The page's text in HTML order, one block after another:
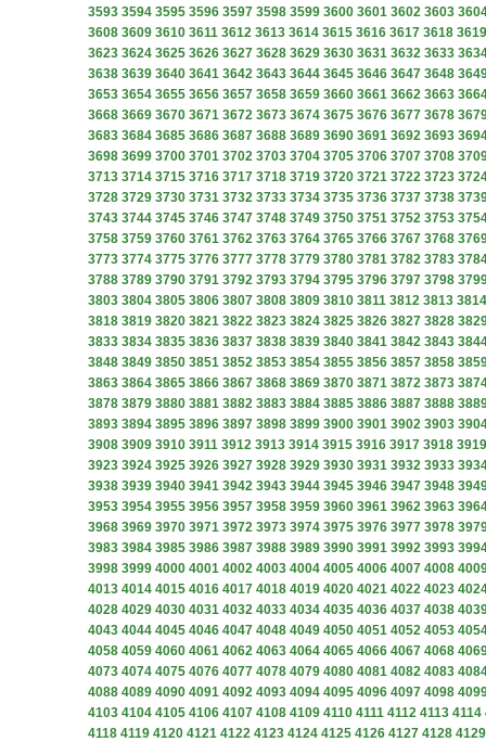
3593 3594 3595 3596 3597 3598 3599 3600 3601 3602 3603
3608 3609 3610 3611 3612 3613 3614 3615 3616 3617 3618 3619
3623 3624 3625 3626 3627 3628 3629 3630 3631 3632 3633
3638 3639 3640 3641 3642 3643 3644 3645 3646 3647 3648
3653 3654 3655 3656 3657 3658 3659 3660 3661 3662 3663
3668 3669 3670 3671 3672 3673 3674 3675 3676 3677 3678
3683 3684 3685 3686 3687 3688 3689 3690 3691 3692 3693
3698 3699 3700 3701 3702 3703 3704 3705 3706 3707 3708
3713 3714 3715 3716 3717 3718 3719 3720 3721 3722 3723
3728 3729 3730 3731 3732 3733 3734 3735 3736 3737 3738
3743 3744 3745 3746 3747 3748 3749 3750 3751 3752 3753
3758 3759 3760 3761 3762 3763 3764 3765 3766 3767 3768
3773 3774 3775 3776 3777 3778 3779 3780 3781 3782 3783
3788 3789 3790 3791 3792 3793 3794 3795 3796 3797 3798
3803 3804 3805 3806 3807 3808 3809 3810 3811 3812 3813 3814
3818 3819 3820 3821 3822 3823 3824 3825 3826 3827 3828
3833 3834 3835 3836 3837 3838 3839 3840 3841 3842 3843
3848 3849 3850 3851 3852 3853 3854 3855 3856 3857 3858
3863 3864 3865 3866 3867 3868 3869 3870 3871 3872 3873
3878 3879 3880 3881 3882 3883 3884 3885 3886 3887 3888
3893 3894 3895 3896 3897 3898 3899 3900 3901 3902 3903
3908 3909 3910 3911 3912 3913 3914 3915 3916 3917 3918 3919
3923 3924 3925 3926 3927 3928 3929 3930 3931 3932 3933
3938 3939 3940 3941 3942 3943 3944 3945 3946 3947 3948
3953 3954 3955 3956 3957 3958 3959 3960 3961 3962 3963
3968 3969 3970 3971 3972 3973 3974 3975 3976 3977 3978
3983 3984 3985 3986 3987 3988 3989 3990 3991 3992 3993
3998 3999 4000 4001 4002 4003 4004 4005 4006 4007 4008
4013 4014 4015 4016 4017 4018 4019 4020 4021 4022 4023
4028 4029 4030 4031 4032 4033 4034 4035 4036 4037 4038
4043 4044 4045 4046 4047 4048 4049 4050 4051 4052 4053
4058 4059 4060 4061 4062 4063 4064 4065 4066 4067 4068
4073 4074 4075 4076 4077 4078 4079 4080 4081 4082 4083
4088 4089 4090 4091 4092 4093 4094 4095 4096 4097 4098
4103 4104 4105 4106 4107 4108 4109 4110 4111 4112 4113 4114
4118 4119 4120 4121 4122 4123 4124 4125 4126 4127 4128 4129